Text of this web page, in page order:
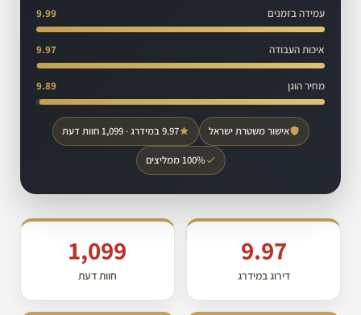
עמידה בזמנים 9.99
איכות העבודה 9.97
מחיר הוגן 9.89
אישור משטרת ישראל 9.97 במידרג · 1,099 חוות דעת
100% ממליצים
9.97
דירוג במידרג
1,099
חוות דעת